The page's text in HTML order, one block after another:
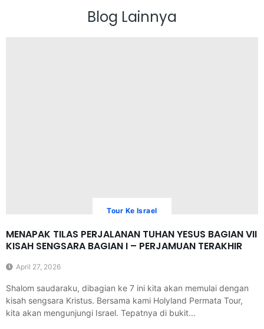
Blog Lainnya
Tour Ke Israel
MENAPAK TILAS PERJALANAN TUHAN YESUS BAGIAN VII
KISAH SENGSARA BAGIAN I – PERJAMUAN TERAKHIR
April 27, 2026
Shalom saudaraku, dibagian ke 7 ini kita akan memulai dengan
kisah sengsara Kristus. Bersama kami Holyland Permata Tour,
kita akan mengunjungi Israel. Tepatnya di bukit...